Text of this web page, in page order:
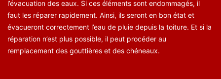
l’évacuation des eaux. Si ces éléments sont endommagés, il
faut les réparer rapidement. Ainsi, ils seront en bon état et
évacueront correctement l’eau de pluie depuis la toiture. Et si la
réparation n’est plus possible, il peut procéder au
remplacement des gouttières et des chéneaux.